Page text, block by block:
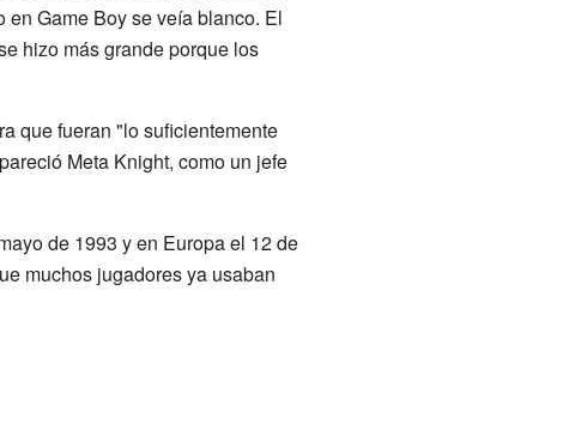
Game Boy se veía blanco. El
hizo más grande porque los
que fueran "lo suficientemente
Meta Knight, como un jefe
de 1993 y en Europa el 12 de
muchos jugadores ya usaban